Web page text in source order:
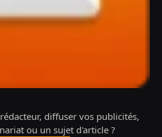
diffuser vos publicités,
ou un sujet d'article ?